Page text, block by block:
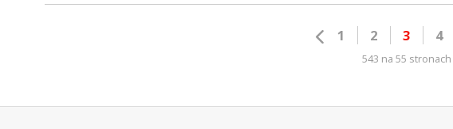
1 2 3 4
543 na 55 stronach